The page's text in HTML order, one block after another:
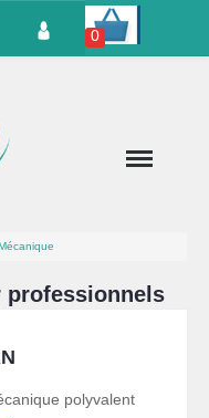
0
professionnels
polyvalent